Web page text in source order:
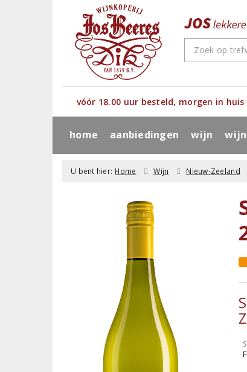
vóór 18.00 uur besteld, morgen in huis
home aanbiedingen wijn
U bent hier: Home Wijn Nieuw-Zeeland